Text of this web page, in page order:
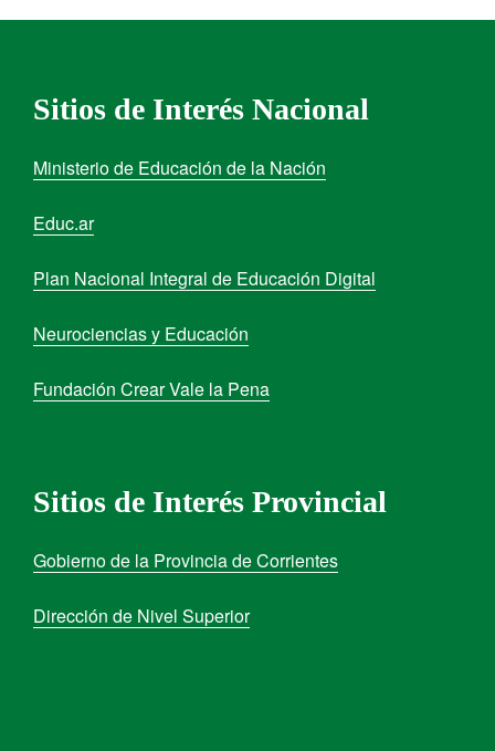
Sitios de Interés Nacional
Ministerio de Educación de la Nación
Educ.ar
Plan Nacional Integral de Educación Digital
Neurociencias y Educación
Fundación Crear Vale la Pena
Sitios de Interés Provincial
Gobierno de la Provincia de Corrientes
Dirección de Nivel Superior